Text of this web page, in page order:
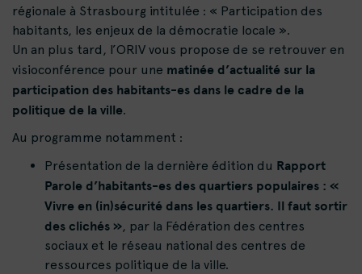
régionale à Strasbourg intitulée : « Participation des
habitants, les enjeux de la démocratie locale ».
Un an plus tard, l’ORIV vous propose de se retrouver en
visioconférence pour une matinée d’actualité sur la
participation des habitants-es dans le cadre de la
politique de la ville.
Au programme notamment :
Présentation de la dernière édition du Rapport
Parole d’habitants-es des quartiers populaires : «
Vivre en (in)sécurité dans les quartiers. Il faut sortir
des clichés », par la Fédération des centres
sociaux et le réseau national des centres de
ressources politique de la ville.